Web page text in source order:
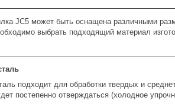
JC5 может быть оснащена различными
выбрать подходящий материал
подходит для обработки твердых и
постепенно отверждаться (холодное